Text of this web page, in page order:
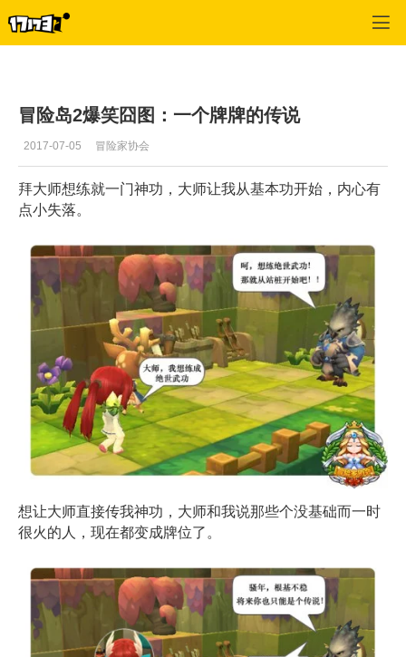
冒险岛2爆笑囧图：一个牌牌的传说
2017-07-05 冒险家协会
拜大师想练就一门神功，大师让我从基本功开始，内心有
点小失落。
想让大师直接传我神功，大师和我说那些个没基础而一时
很火的人，现在都变成牌位了。